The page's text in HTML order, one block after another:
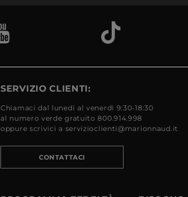
SERVIZIO CLIENTI:
Chiamaci dal lunedì al venerdì 9:30-18:30
al numero verde gratuito 800.914.998
oppure scrivici a servizioclienti@marionnaud.it
CONTATTACI